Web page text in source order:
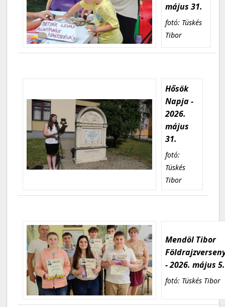
május 31.
fotó: Tüskés
Tibor
Hősök
Napja -
2026.
május
31.
fotó:
Tüskés
Tibor
Mendöl Tibor
- 2026. május 5.
fotó: Tüskés Tibor